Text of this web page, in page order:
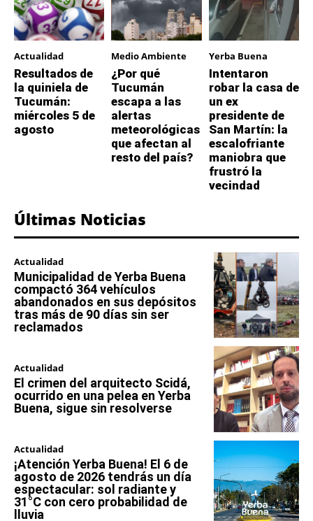
Actualidad
Resultados de
la quiniela de
Tucumán:
miércoles 5 de
agosto
Medio Ambiente
¿Por qué
Tucumán
escapa a las
alertas
meteorológicas
que afectan al
resto del país?
Yerba Buena
Intentaron
robar la casa de
un ex
presidente de
San Martín: la
escalofriante
maniobra que
frustró la
vecindad
Últimas Noticias
Actualidad
Municipalidad de Yerba Buena
compactó 364 vehículos
abandonados en sus depósitos
tras más de 90 días sin ser
reclamados
Actualidad
El crimen del arquitecto Scidá,
ocurrido en una pelea en Yerba
Buena, sigue sin resolverse
Actualidad
¡Atención Yerba Buena! El 6 de
agosto de 2026 tendrás un día
espectacular: sol radiante y
31°C con cero probabilidad de
lluvia